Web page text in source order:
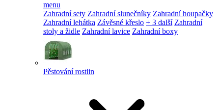
menu
Zahradní sety Zahradní slunečníky Zahradní houpačky
Zahradní lehátka Závěsné křeslo + 3 další Zahradní
stoly a židle Zahradní lavice Zahradní boxy
Pěstování rostlin